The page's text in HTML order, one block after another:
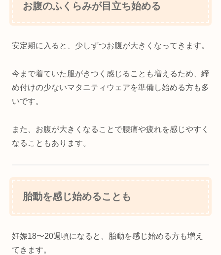
お腹のふくらみが目立ち始める
安定期に入ると、少しずつお腹が大きくなってきます。
今まで着ていた服がきつく感じることも増えるため、締
め付けの少ないマタニティウェアを準備し始める方も多
いです。
また、お腹が大きくなることで腰痛や疲れを感じやすく
なることもあります。
胎動を感じ始めることも
妊娠18〜20週頃になると、胎動を感じ始める方も増え
てきます。